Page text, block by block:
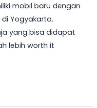
mobil baru dengan
Yogyakarta.
yang bisa didapat
lebih worth it